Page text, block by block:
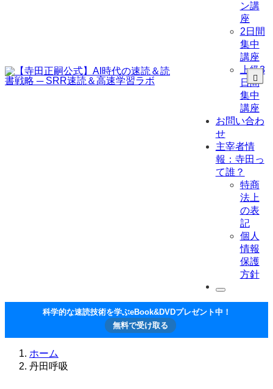
ン講
座
2日間
集中
講座
上級3
日間
集中
講座
お問い合わ
せ
主宰者情
報：寺田っ
て誰？
特商
法上
の表
記
個人
情報
保護
方針
科学的な速読技術を学ぶeBook&DVDプレゼント中！
無料で受け取る
ホーム
丹田呼吸